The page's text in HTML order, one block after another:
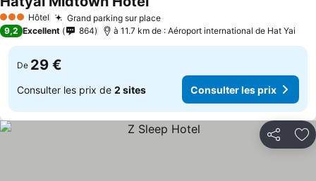
3 ÉtoilesHôtel Grand parking sur place
9,2 Excellent 864 à 11.7 km de : Aéroport international de Hat Yai
De 29 €
Consulter les prix de 2 sites Consulter les prix
Partager